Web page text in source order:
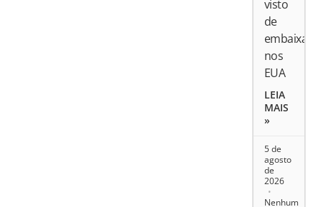
visto
de
nos
EUA
LEIA
MAIS
»
5 de
agosto
de
2026
Nenhum